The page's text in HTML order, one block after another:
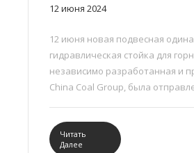
12 июня 2024
12 июня новая подвесная
гидравлическая стойка для
независимо разработанная и
China Coal Group, была
снова вызвало ажиотаж продаж.
Читать
Далее